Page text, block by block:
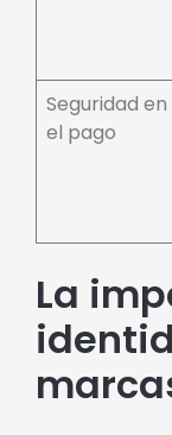
Seguridad en
el pago
La